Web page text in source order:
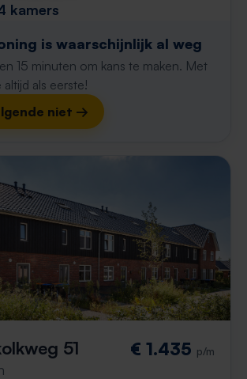
kamers
is waarschijnlijk al weg
15 minuten om kans te maken. Met
als eerste!
niet →
51 € 1.435 p/m